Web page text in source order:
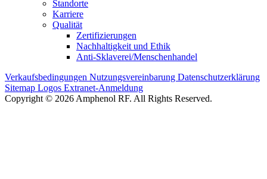
Standorte
Karriere
Qualität
Zertifizierungen
Nachhaltigkeit und Ethik
Anti-Sklaverei/Menschenhandel
Verkaufsbedingungen Nutzungsvereinbarung Datenschutzerklärung
Sitemap Logos Extranet-Anmeldung
Copyright © 2026 Amphenol RF. All Rights Reserved.